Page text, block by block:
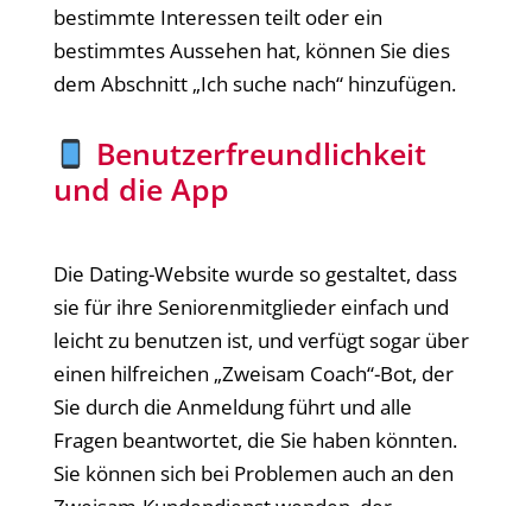
bestimmte Interessen teilt oder ein
bestimmtes Aussehen hat, können Sie dies
dem Abschnitt „Ich suche nach“ hinzufügen.
Benutzerfreundlichkeit
und die App
Die Dating-Website wurde so gestaltet, dass
sie für ihre Seniorenmitglieder einfach und
leicht zu benutzen ist, und verfügt sogar über
einen hilfreichen „Zweisam Coach“-Bot, der
Sie durch die Anmeldung führt und alle
Fragen beantwortet, die Sie haben könnten.
Sie können sich bei Problemen auch an den